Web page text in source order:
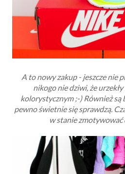
A to nowy zakup - jeszcze nie
nikogo nie dziwi, że
kolorystycznym ;-) Również są
pewno świetnie się sprawdzą.
w stanie zmotywować